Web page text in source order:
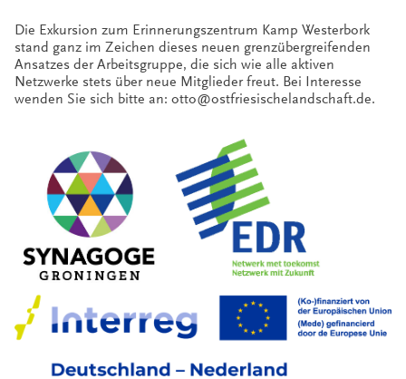
Die Exkursion zum Erinnerungszentrum Kamp Westerbork
stand ganz im Zeichen dieses neuen grenzübergreifenden
Ansatzes der Arbeitsgruppe, die sich wie alle aktiven
Netzwerke stets über neue Mitglieder freut. Bei Interesse
wenden Sie sich bitte an: otto@ostfriesischelandschaft.de.